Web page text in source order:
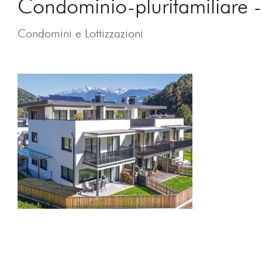
Condominio-plurifamiliare
Condomini e Lottizzazioni